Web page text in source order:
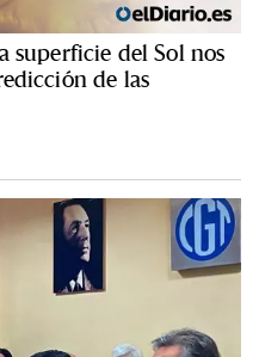
superficie del Sol nos
de las